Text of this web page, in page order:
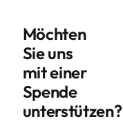
Möchten
Sie uns
mit einer
Spende
unterstützen?